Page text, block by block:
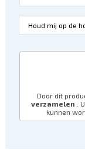
Door dit
verzamelen .
kunnen